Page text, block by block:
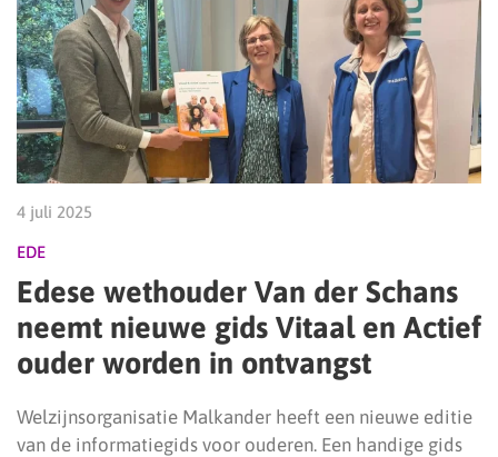
4 juli 2025
EDE
Edese wethouder Van der Schans
neemt nieuwe gids Vitaal en Actief
ouder worden in ontvangst
Welzijnsorganisatie Malkander heeft een nieuwe editie
van de informatiegids voor ouderen. Een handige gids